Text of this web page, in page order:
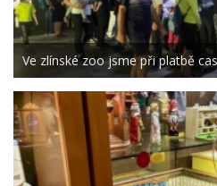
Ve zlínské zoo jsme při platbě